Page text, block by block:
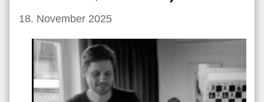
18. November 2025